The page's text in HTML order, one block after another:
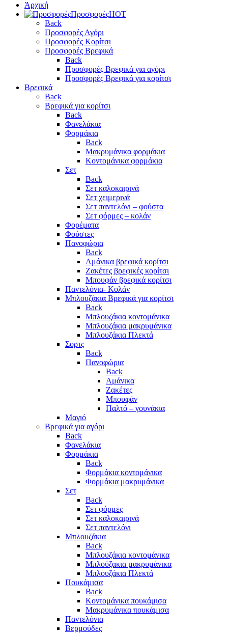
Άρχική
ΠροσφορέςHOT
Back
Προσφορές Αγόρι
Προσφορές Κορίτσι
Προσφορές Βρεφικά
Back
Προσφορές Βρεφικά για αγόρι
Προσφορές Βρεφικά για κορίτσι
Βρεφικά
Back
Βρεφικά για κορίτσι
Back
Φανελάκια
Φορμάκια
Back
Μακρυμάνικα φορμάκια
Κοντομάνικα φορμάκια
Σετ
Back
Σετ καλοκαιρινά
Σετ χειμερινά
Σετ παντελόνι – φούστα
Σετ φόρμες – κολάν
Φορέματα
Φούστες
Πανοφώρια
Back
Αμάνικα βρεφικά κορίτσι
Ζακέτες βρεφικές κορίτσι
Μπουφάν βρεφικά κορίτσι
Παντελόνια- Κολάν
Μπλουζάκια Βρεφικά για κορίτσι
Back
Μπλουζάκια κοντομάνικα
Μπλουζάκια μακρυμάνικα
Μπλουζάκια Πλεκτά
Σορτς
Back
Πανοφώρια
Back
Αμάνικα
Ζακέτες
Μπουφάν
Παλτό – γουνάκια
Μαγιό
Βρεφικά για αγόρι
Back
Φανελάκια
Φορμάκια
Back
Φορμάκια κοντομάνικα
Φορμάκια μακρυμάνικα
Σετ
Back
Σετ φόρμες
Σετ καλοκαιρινά
Σετ παντελόνι
Μπλουζάκια
Back
Μπλουζάκια κοντομάνικα
Μπλούζακια μακρυμάνικα
Μπλουζάκια Πλεκτά
Πουκάμισα
Back
Κοντομάνικα πουκάμισα
Μακρυμάνικα πουκάμισα
Παντελόνια
Βερμούδες